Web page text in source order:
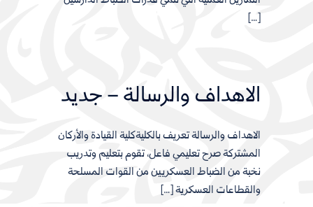
[…]
الاهداف والرسالة – جديد
الاهداف والرسالة تعريف بالكليةكلية القيادة والأركان
المشتركة صرح تعليمي فاعل، تقوم بتعليم وتدريب
نخبة من الضباط العسكريين من القوات المسلحة
والقطاعات العسكرية […]